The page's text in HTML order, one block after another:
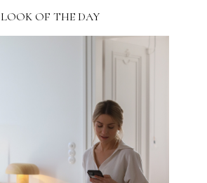
LOOK OF THE DAY